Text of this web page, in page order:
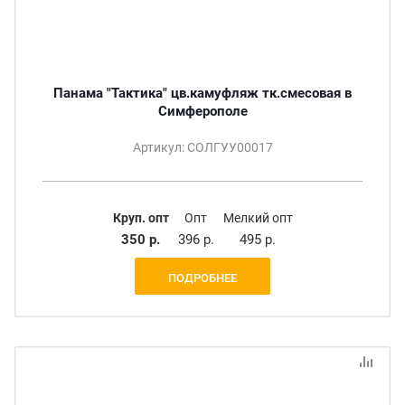
Панама "Тактика" цв.камуфляж тк.смесовая в
Симферополе
Артикул: СОЛГУУ00017
Круп. опт
350 р.
Опт
396 р.
Мелкий опт
495 р.
ПОДРОБНЕЕ